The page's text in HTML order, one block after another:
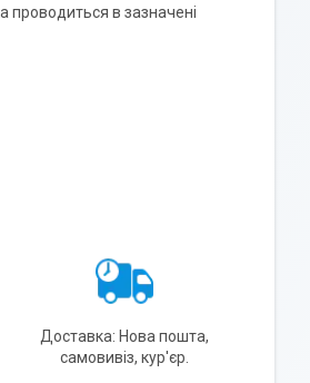
в зазначені
Доставка: Нова пошта,
самовивіз, кур'єр.